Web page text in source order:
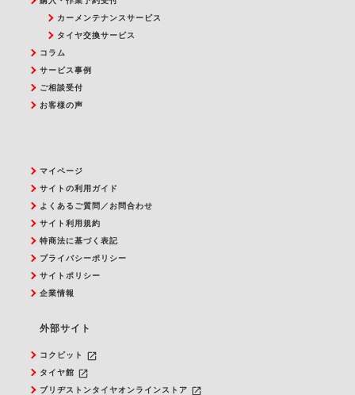
カーメンテナンスサービス
タイヤ交換サービス
コラム
サービス事例
ご相談受付
お客様の声
マイページ
サイトの利用ガイド
よくあるご質問／お問合わせ
サイト利用規約
特商法に基づく表記
プライバシーポリシー
サイトポリシー
企業情報
外部サイト
コクピット launch
タイヤ館 launch
ブリヂストンタイヤオンラインストア launch